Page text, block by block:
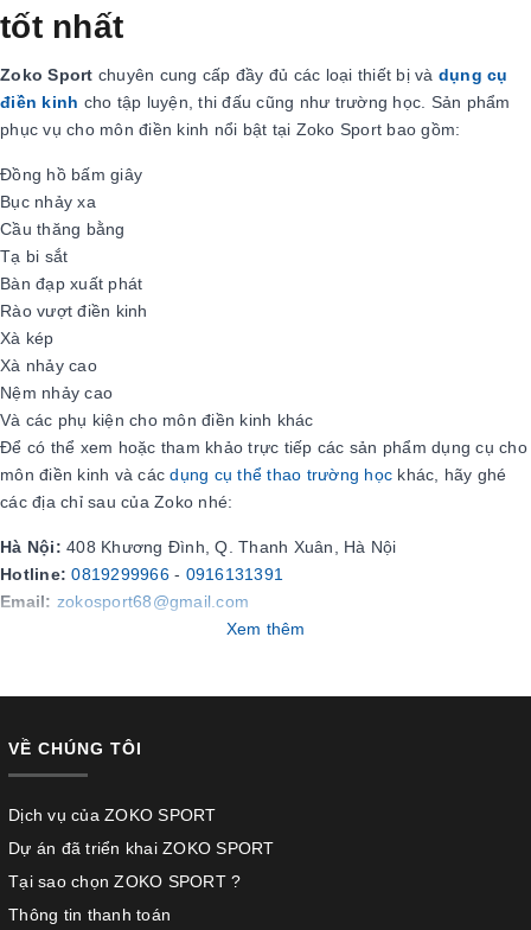
tốt nhất
Zoko Sport chuyên cung cấp đầy đủ các loại thiết bị và dụng cụ
điền kinh cho tập luyện, thi đấu cũng như trường học. Sản phẩm
phục vụ cho môn điền kinh nổi bật tại Zoko Sport bao gồm:
Đồng hồ bấm giây
Bục nhảy xa
Cầu thăng bằng
Tạ bi sắt
Bàn đạp xuất phát
Rào vượt điền kinh
Xà kép
Xà nhảy cao
Nệm nhảy cao
Và các phụ kiện cho môn điền kinh khác
Để có thể xem hoặc tham khảo trực tiếp các sản phẩm dụng cụ cho
môn điền kinh và cácdụng cụ thể thao trường học khác, hãy ghé
các địa chỉ sau của Zoko nhé:
Hà Nội: 408 Khương Đình, Q. Thanh Xuân, Hà Nội
Hotline:0819299966- 0916131391
Email: zokosport68@gmail.com
Xem thêm
VỀ CHÚNG TÔI
Dịch vụ của ZOKO SPORT
Dự án đã triển khai ZOKO SPORT
Tại sao chọn ZOKO SPORT ?
Thông tin thanh toán